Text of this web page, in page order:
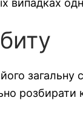
випадках
загальну
розбирати